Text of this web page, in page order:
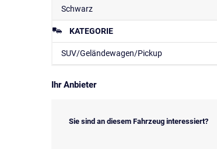
Schwarz
KATEGORIE
SUV/Geländewagen/Pickup
Ihr Anbieter
Sie sind an diesem Fahrzeug interessiert?